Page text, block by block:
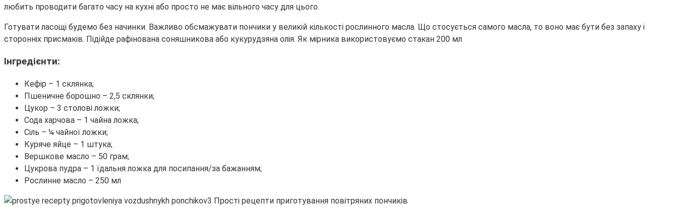
любить проводити багато часу на кухні або просто не має вільного часу для цього.
Готувати ласощі будемо без начинки. Важливо обсмажувати пончики у великій кількості рослинного масла. Що стосується самого масла, то воно має бути без запаху і
сторонніх присмаків. Підійде рафінована соняшникова або кукурудзяна олія. Як мірника використовуємо стакан 200 мл
Інгредієнти:
Кефір – 1 склянка;
Пшеничне борошно – 2,5 склянки;
Цукор – 3 столові ложки;
Сода харчова – 1 чайна ложка;
Сіль – ¼ чайної ложки;
Куряче яйце – 1 штука;
Вершкове масло – 50 грам;
Цукрова пудра – 1 їдальня ложка для посипання/за бажанням;
Рослинне масло – 250 мл